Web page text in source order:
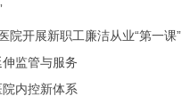
开展新职工廉洁从业“第一课”
监管与服务
内控新体系